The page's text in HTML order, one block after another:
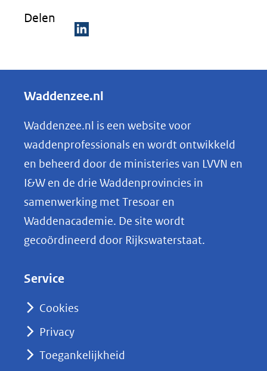
Delen
e
e
n
o
p
k
e
nieuw
Waddenzee.nl
Waddenzee.nl is een website voor
waddenprofessionals en wordt ontwikkeld
en beheerd door de ministeries van LVVN en
I&W en de drie Waddenprovincies in
samenwerking met Tresoar en
Waddenacademie. De site wordt
gecoördineerd door Rijkswaterstaat.
Service
Cookies
Privacy
Toegankelijkheid